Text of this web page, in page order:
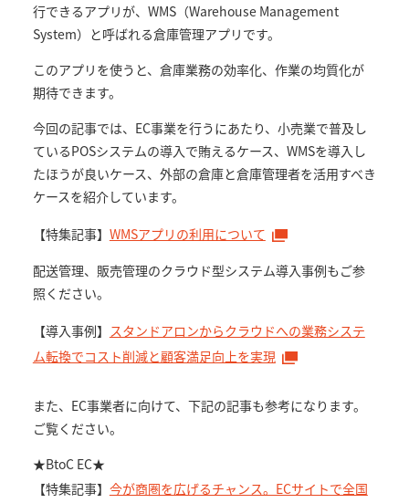
行できるアプリが、WMS（Warehouse Management
System）と呼ばれる倉庫管理アプリです。
このアプリを使うと、倉庫業務の効率化、作業の均質化が
期待できます。
今回の記事では、EC事業を行うにあたり、小売業で普及し
ているPOSシステムの導入で賄えるケース、WMSを導入し
たほうが良いケース、外部の倉庫と倉庫管理者を活用すべき
ケースを紹介しています。
【特集記事】 WMSアプリの利用について
配送管理、販売管理のクラウド型システム導入事例もご参
照ください。
【導入事例】 スタンドアロンからクラウドへの業務システ
ム転換でコスト削減と顧客満足向上を実現
また、EC事業者に向けて、下記の記事も参考になります。
ご覧ください。
★BtoC EC★
【特集記事】 今が商圏を広げるチャンス。ECサイトで全国